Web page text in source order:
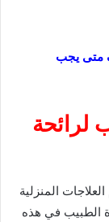
متى يجب
لرائحة
المنزلية
الطبيب في هذه